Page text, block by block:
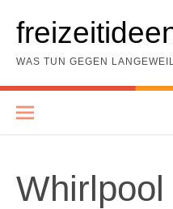
content
WAS TUN GEGEN
Whirlpool